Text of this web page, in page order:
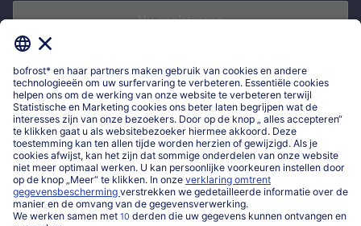
*Ik bevestig dat ik me wil inschrijven voor de bofrost* nieuwsbrief om
ontvangen. Ik heb kennisgenomen vanprivacyverklaringen de
voorwaardenvan bofrost*.
Nu registreren
Mijn bofrost*
www.bofrost.be
service@bofrost.be